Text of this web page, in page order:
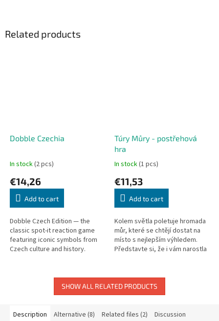
Related products
Dobble Czechia
In stock(2 pcs)
€14,26
Add to cart
Dobble Czech Edition — the
classic spot-it reaction game
featuring iconic symbols from
Czech culture and history.
Túry Můry - postřehová
hra
In stock(1 pcs)
€11,53
Add to cart
Kolem světla poletuje hromada
můr, které se chtějí dostat na
místo s nejlepším výhledem.
Představte si, že i vám narostla
SHOW ALL RELATED PRODUCTS
Description Alternative (8) Related files (2) Discussion